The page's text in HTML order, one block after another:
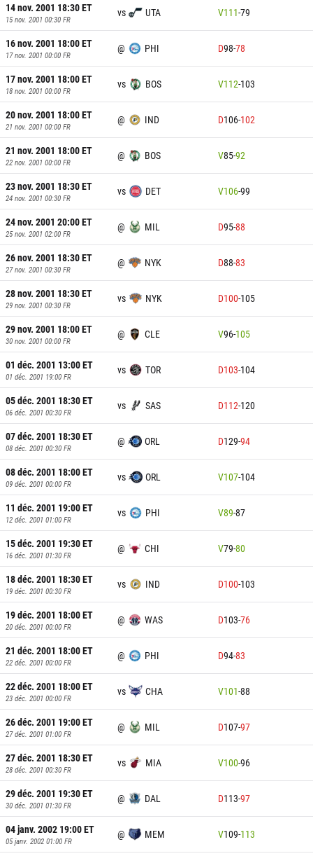
14 nov. 2001 18:30ET
15 nov. 2001 00:30 FR
vs UTA V111-79
16 nov. 2001 18:00ET
17 nov. 2001 00:00 FR
@ PHI D98-78
17 nov. 2001 18:00ET
18 nov. 2001 00:00 FR
vs BOS V112-103
20 nov. 2001 18:00ET
21 nov. 2001 00:00 FR
@ IND D106-102
21 nov. 2001 18:00ET
22 nov. 2001 00:00 FR
@ BOS V85-92
23 nov. 2001 18:30ET
24 nov. 2001 00:30 FR
vs DET V106-99
24 nov. 2001 20:00ET
25 nov. 2001 02:00 FR
@ MIL D95-88
26 nov. 2001 18:30ET
27 nov. 2001 00:30 FR
@ NYK D88-83
28 nov. 2001 18:30ET
29 nov. 2001 00:30 FR
vs NYK D100-105
29 nov. 2001 18:00ET
30 nov. 2001 00:00 FR
@ CLE V96-105
01 déc. 2001 13:00ET
01 déc. 2001 19:00 FR
vs TOR D103-104
05 déc. 2001 18:30ET
06 déc. 2001 00:30 FR
vs SAS D112-120
07 déc. 2001 18:30ET
08 déc. 2001 00:30 FR
@ ORL D129-94
08 déc. 2001 18:00ET
09 déc. 2001 00:00 FR
vs ORL V107-104
11 déc. 2001 19:00ET
12 déc. 2001 01:00 FR
vs PHI V89-87
15 déc. 2001 19:30ET
16 déc. 2001 01:30 FR
@ CHI V79-80
18 déc. 2001 18:30ET
19 déc. 2001 00:30 FR
vs IND D100-103
19 déc. 2001 18:00ET
20 déc. 2001 00:00 FR
@ WAS D103-76
21 déc. 2001 18:00ET
22 déc. 2001 00:00 FR
@ PHI D94-83
22 déc. 2001 18:00ET
23 déc. 2001 00:00 FR
vs CHA V101-88
26 déc. 2001 19:00ET
27 déc. 2001 01:00 FR
@ MIL D107-97
27 déc. 2001 18:30ET
28 déc. 2001 00:30 FR
vs MIA V100-96
29 déc. 2001 19:30ET
30 déc. 2001 01:30 FR
@ DAL D113-97
04 janv. 2002 19:00ET
05 janv. 2002 01:00 FR
@ MEM V109-113